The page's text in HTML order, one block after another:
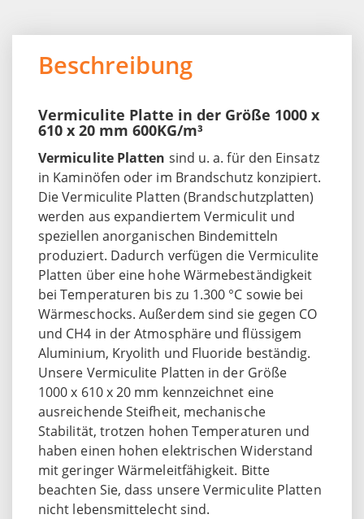
Beschreibung
Vermiculite Platte in der Größe 1000 x
610 x 20 mm 600KG/m³
Vermiculite Platten sind u. a. für den Einsatz
in Kaminöfen oder im Brandschutz konzipiert.
Die Vermiculite Platten (Brandschutzplatten)
werden aus expandiertem Vermiculit und
speziellen anorganischen Bindemitteln
produziert. Dadurch verfügen die Vermiculite
Platten über eine hohe Wärmebeständigkeit
bei Temperaturen bis zu 1.300 °C sowie bei
Wärmeschocks. Außerdem sind sie gegen CO
und CH4 in der Atmosphäre und flüssigem
Aluminium, Kryolith und Fluoride beständig.
Unsere Vermiculite Platten in der Größe
1000 x 610 x 20 mm kennzeichnet eine
ausreichende Steifheit, mechanische
Stabilität, trotzen hohen Temperaturen und
haben einen hohen elektrischen Widerstand
mit geringer Wärmeleitfähigkeit. Bitte
beachten Sie, dass unsere Vermiculite Platten
nicht lebensmittelecht sind.